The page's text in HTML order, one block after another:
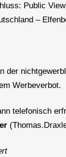
Public
–
der
Werbeverbot.
telefonisch